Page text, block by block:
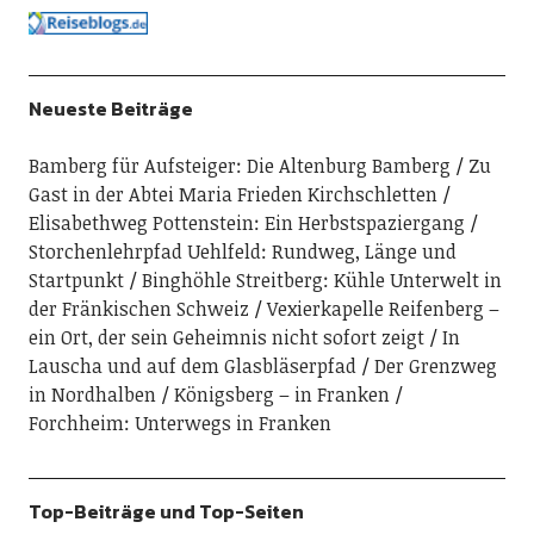
Neueste Beiträge
Bamberg für Aufsteiger: Die Altenburg Bamberg
Zu
Gast in der Abtei Maria Frieden Kirchschletten
Elisabethweg Pottenstein: Ein Herbstspaziergang
Storchenlehrpfad Uehlfeld: Rundweg, Länge und
Startpunkt
Binghöhle Streitberg: Kühle Unterwelt in
der Fränkischen Schweiz
Vexierkapelle Reifenberg –
ein Ort, der sein Geheimnis nicht sofort zeigt
In
Lauscha und auf dem Glasbläserpfad
Der Grenzweg
in Nordhalben
Königsberg – in Franken
Forchheim: Unterwegs in Franken
Top-Beiträge und Top-Seiten